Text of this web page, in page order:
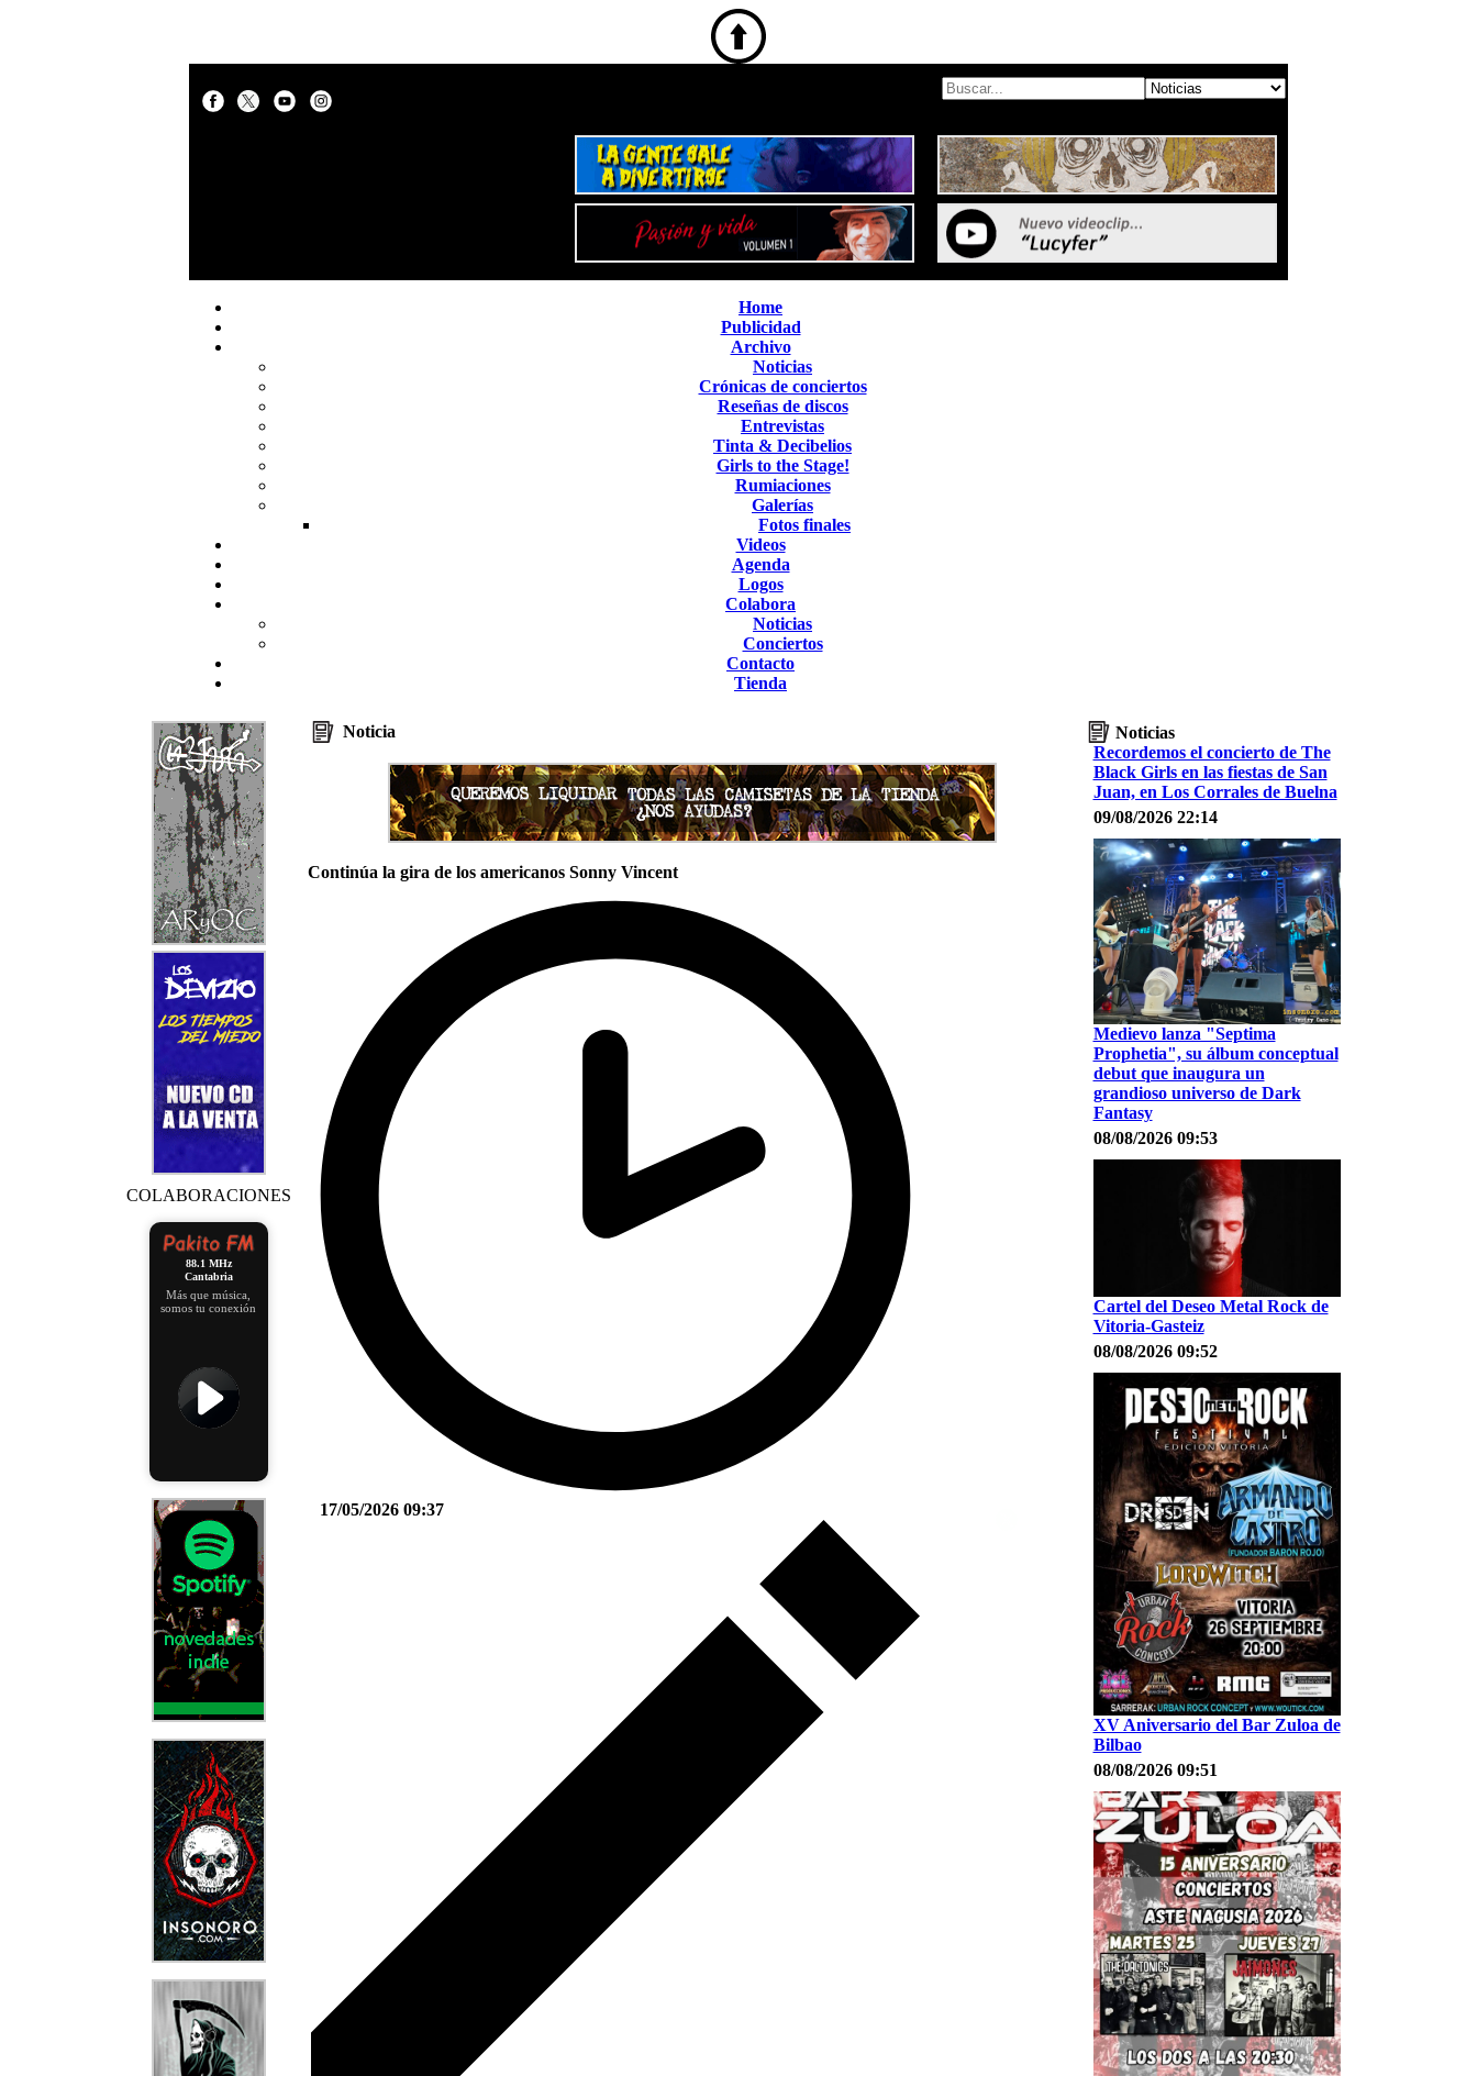
Home
Publicidad
Archivo
Noticias
Crónicas de conciertos
Reseñas de discos
Entrevistas
Tinta & Decibelios
Girls to the Stage!
Rumiaciones
Galerías
Fotos finales
Videos
Agenda
Logos
Colabora
Noticias
Conciertos
Contacto
Tienda
COLABORACIONES
88.1 MHz
Cantabria
Más que música,
somos tu conexión
Noticia
Continúa la gira de los americanos Sonny Vincent
17/05/2026 09:37
Noticias
Recordemos el concierto de The
Black Girls en las fiestas de San
Juan, en Los Corrales de Buelna
09/08/2026 22:14
Medievo lanza "Septima
Prophetia", su álbum conceptual
debut que inaugura un
grandioso universo de Dark
Fantasy
08/08/2026 09:53
Cartel del Deseo Metal Rock de
Vitoria-Gasteiz
08/08/2026 09:52
XV Aniversario del Bar Zuloa de
Bilbao
08/08/2026 09:51